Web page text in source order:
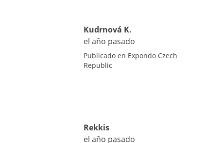
Kudrnová K.
el año pasado
Publicado en Expondo Czech
Republic
Rekkis
el año pasado